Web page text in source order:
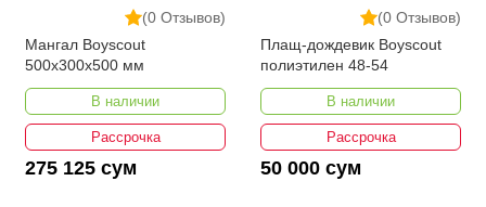
(0 Отзывов)
Мангал Boyscout
500х300х500 мм
В наличии
Рассрочка
275 125 сум
(0 Отзывов)
Плащ-дождевик Boyscout
полиэтилен 48-54
В наличии
Рассрочка
50 000 сум